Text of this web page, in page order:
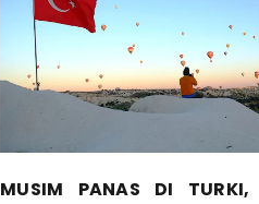
MUSIM PANAS DI TURKI,